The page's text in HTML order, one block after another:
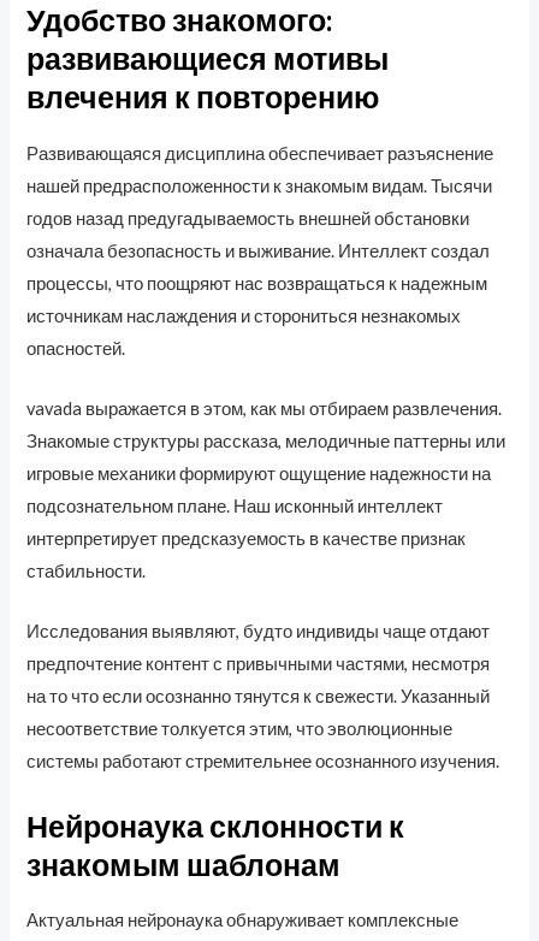
Удобство знакомого:
развивающиеся мотивы
влечения к повторению
Развивающаяся дисциплина обеспечивает разъяснение
нашей предрасположенности к знакомым видам. Тысячи
годов назад предугадываемость внешней обстановки
означала безопасность и выживание. Интеллект создал
процессы, что поощряют нас возвращаться к надежным
источникам наслаждения и сторониться незнакомых
опасностей.
vavada выражается в этом, как мы отбираем развлечения.
Знакомые структуры рассказа, мелодичные паттерны или
игровые механики формируют ощущение надежности на
подсознательном плане. Наш исконный интеллект
интерпретирует предсказуемость в качестве признак
стабильности.
Исследования выявляют, будто индивиды чаще отдают
предпочтение контент с привычными частями, несмотря
на то что если осознанно тянутся к свежести. Указанный
несоответствие толкуется этим, что эволюционные
системы работают стремительнее осознанного изучения.
Нейронаука склонности к
знакомым шаблонам
Актуальная нейронаука обнаруживает комплексные